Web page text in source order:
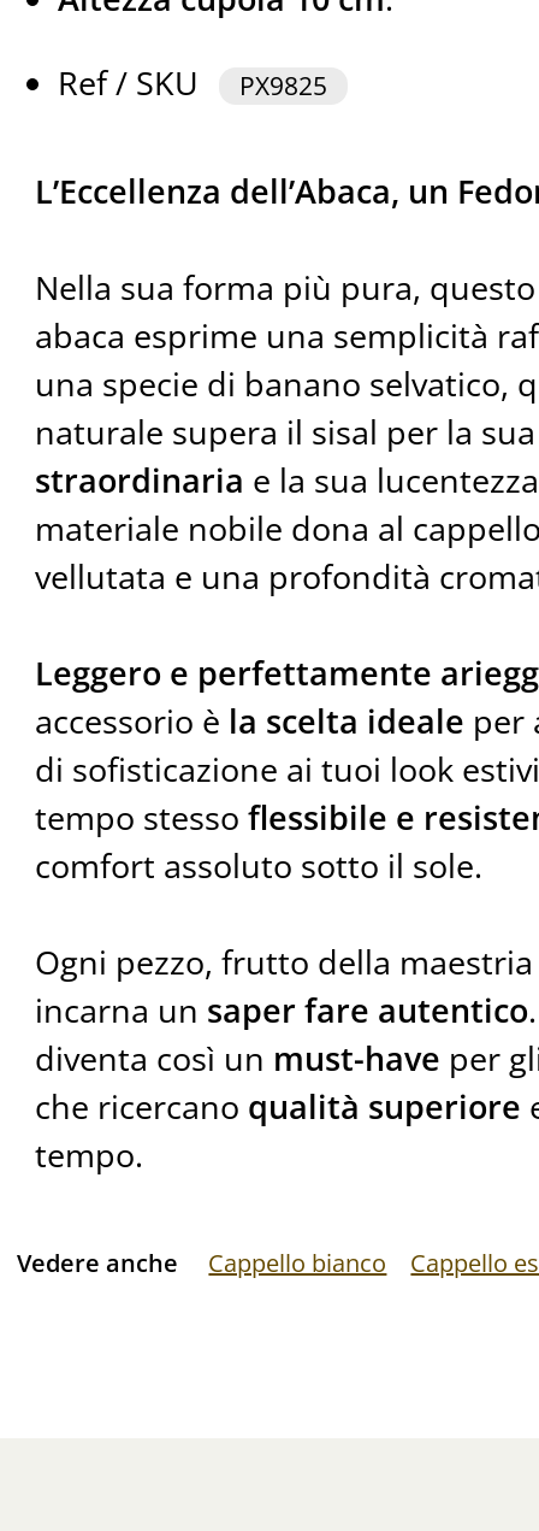
Ref / SKU
PX9825
L’Eccellenza dell’Abaca, un
Nella sua forma più pura,
abaca esprime una semplicità
una specie di banano selvatico,
naturale supera il sisal per la
straordinaria e la sua
materiale nobile dona al
vellutata e una profondità
Leggero e perfettamente
accessorio è la scelta ideale per
di sofisticazione ai tuoi look
tempo stesso flessibile e
comfort assoluto sotto il sole.
Ogni pezzo, frutto della
incarna un saper fare autentico
diventa così un must-have per
che ricercano qualità superiore
tempo.
Vedere anche Cappello bianco Cappello